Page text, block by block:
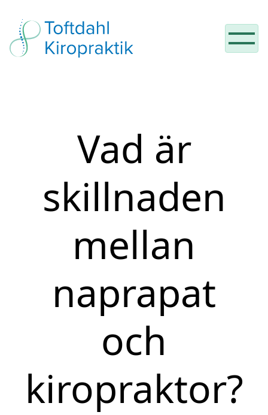
Vad är
skillnaden
mellan
naprapat
och
kiropraktor?